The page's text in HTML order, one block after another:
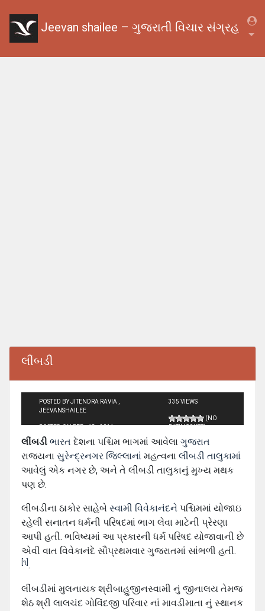
Jeevan shailee – ગુજરાતી વિચાર સંગ્રહ
લીંબડી
POSTED BY JITENDRA RAVIA ,
JEEVANSHAILEE
POSTED ON FEB - 18 - 2014
335 VIEWS
(NO
RATINGS YET)
લીંબડી ભારત દેશના પશ્ચિમ ભાગમાં આવેલા ગુજરાત
રાજ્યના સુરેન્દ્રનગર જિલ્લાનાં મહત્વના લીંબડી તાલુકામાં
આવેલું એક નગર છે, અને તે લીંબડી તાલુકાનું મુખ્ય મથક
પણ છે.
લીંબડીના ઠાકોર સાહેબે સ્વામી વિવેકાનંદને પશ્ચિમમાં યોજાઇ
રહેલી સનાતન ધર્મની પરિષદમાં ભાગ લેવા માટેની પ્રેરણા
આપી હતી. ભવિષ્યમાં આ પ્રકારની ધર્મ પરિષદ યોજાવાની છે
એવી વાત વિવેકાનંદે સૌપ્રથમવાર ગુજરાતમાં સાંભળી હતી.
[૧] .
લીંબડીમાં મુલનાયક શ્રીબાહુજીનસ્વામી નું જીનાલય તેમજ
શેઠ શ્રી લાલચંદ ગોવિંદજી પરિવાર નાં માવડીમાતા નું સ્થાનક